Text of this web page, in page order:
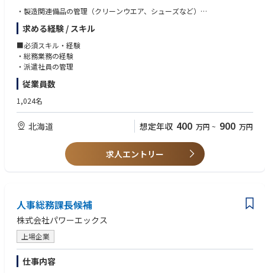
結。欧州半導体エコシステムの中心的存在であるimecとの連携をきっかけ
にEUV技術へのアクセスとグローバルな研究開発ネットワークへの参加を
進めています。
■参考動画・記事
＜記事＞
参考①：新たなコンセプトで先端ロジック半導体製造へ：ラピダスの小池
淳義社長に聞く
https://www.nippon.com/ja/in-depth/a09004/?cx_recs_click=true
＜参考動画＞
参考①：【半導体2023】今さら聞けない『Rapidusは何をやっている？』
＆業界各社の動きを徹底解説【TSMC】【サムスン】
https://www.youtube.com/watch?v=dQY-VjzvZUA
参考②：【Rapidus社長対談】Rapidusは今までにないビジネスモデルを
・製造関連備品の管理（クリーンウエア、シューズなど）
・派遣社員の勤怠管理、および新規採用とりまとめ
・製造内の安全器具等備品の設置・交換
など。
Rapidusは2025年4月にパイロットラインが稼働し始め、2027年量産化に
《Rapidusの技術で変える未来》
弊社の取引業界は自動車業界やIT・PCメーカーなど多岐に渡りますがスマ
ホやPC、産業用ロボットなど私たちが扱う製品に必要不可欠な半導体。
次世代技術の発展が、半導体の需要を爆発的に高めています。
Rapidusの最大の特徴は、開発期間を短縮する統合型ファウンドリサービ
RUMSとは・・・https://www.rapidus.inc/business/
Rapidus株式会社の特徴
〇IBMとの技術提携
Rapidusは2nmプロセスの基盤技術を自社開発するのではなくこの分野で
先行するIBMから技術ライセンスの供与を受け、共同開発を進めていま
す。
求める経験 / スキル
■必須スキル・経験
・総務業務の経験
・派遣社員の管理
従業員数
1,024名
北海道 想定年収 400 万円 ~ 900 万円
求人エントリー
人事総務課長候補
株式会社パワーエックス
上場企業
仕事内容